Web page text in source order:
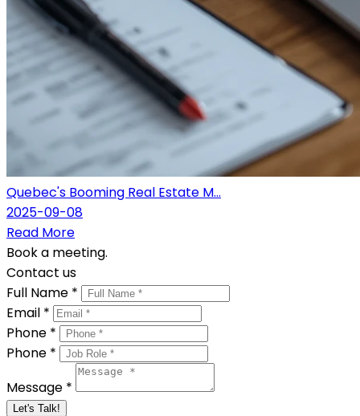
Quebec's Booming Real Estate M...
2025-09-08
Read More
Book a meeting.
Contact us
Full Name *
Email *
Phone *
Phone *
Message *
Let's Talk!